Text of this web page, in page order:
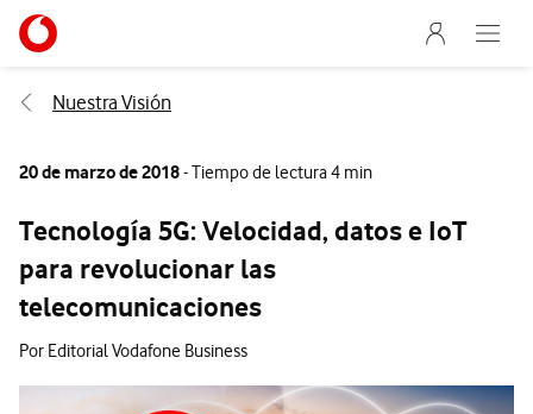
Ir a la pagina principal de vodafone.es
Menu
Abre
Nuestra Visión
20 de marzo de 2018- Tiempo de lectura 4 min
Tecnología 5G: Velocidad, datos e IoT
para revolucionar las
telecomunicaciones
Por Editorial Vodafone Business